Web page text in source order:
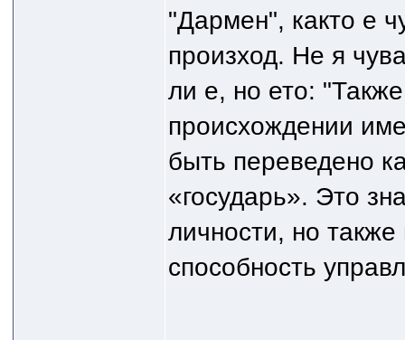
"Дармен", както е
произход. Не я
ли е, но ето:
происхождении
быть переведено
«государь». Это
личности, но
способность